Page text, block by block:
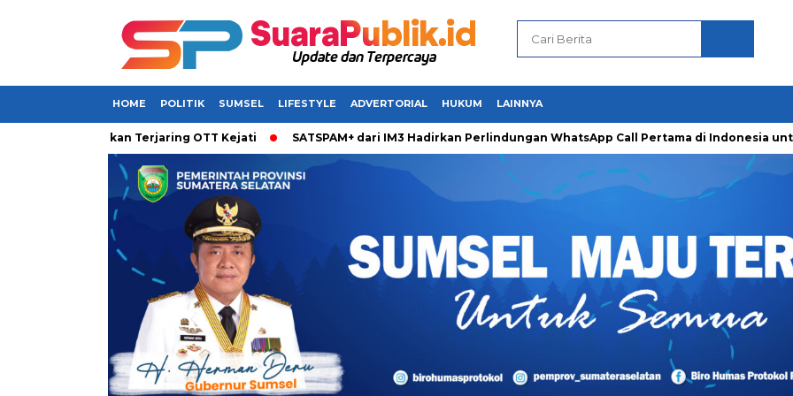
HOME POLITIK SUMSEL LIFESTYLE ADVERTORIAL HUKUM LAINNYA
Dikabarkan Terjaring OTT Kejati SATSPAM+ dari IM3 Hadirkan Perlindungan WhatsApp Call Pertama di Indonesia untuk